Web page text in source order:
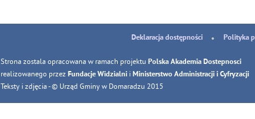
Deklaracja dostępności Polityka
Strona zostala opracowana w ramach projektu Polska Akademia Dostepnosci
realizowanego przez Fundacje Widzialni i Ministerstwo Administracji i Cyfryzacji
Teksty i zdjęcia - © Urząd Gminy w Domaradzu 2015